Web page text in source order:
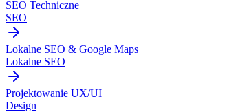
SEO Techniczne
SEO
Lokalne SEO & Google Maps
Lokalne SEO
Projektowanie UX/UI
Design